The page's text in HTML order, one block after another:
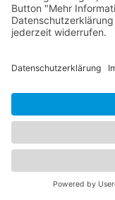
Tankstelle
Tierbedarf
Für Ihr
Sichern Sie sich
erreichen Sie
Bestandskunden
Schon ab